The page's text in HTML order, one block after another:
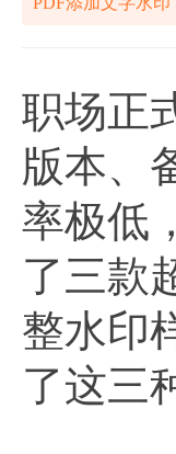
职场正
版本、
率极低
了三款
整水印
了这三